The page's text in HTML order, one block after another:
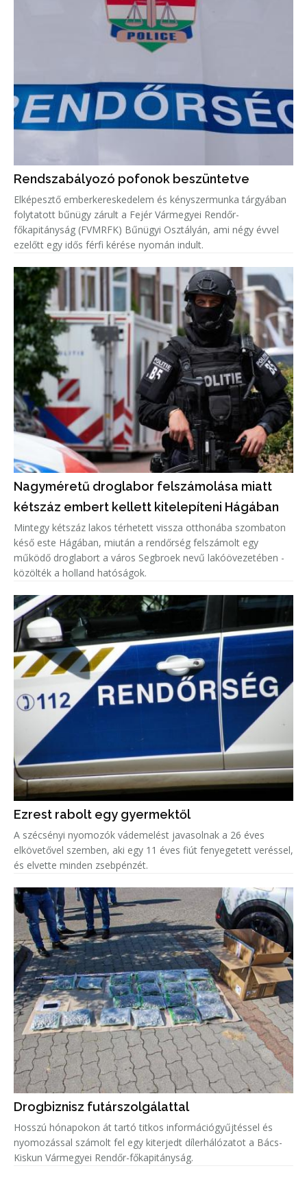
Rendszabályozó pofonok beszüntetve
Elképesztő emberkereskedelem és kényszermunka tárgyában
folytatott bűnügy zárult a Fejér Vármegyei Rendőr-
főkapitányság (FVMRFK) Bűnügyi Osztályán, ami négy évvel
ezelőtt egy idős férfi kérése nyomán indult.
Nagyméretű droglabor felszámolása miatt
kétszáz embert kellett kitelepíteni Hágában
Mintegy kétszáz lakos térhetett vissza otthonába szombaton
késő este Hágában, miután a rendőrség felszámolt egy
működő droglabort a város Segbroek nevű lakóövezetében -
közölték a holland hatóságok.
Ezrest rabolt egy gyermektől
A szécsényi nyomozók vádemelést javasolnak a 26 éves
elkövetővel szemben, aki egy 11 éves fiút fenyegetett veréssel,
és elvette minden zsebpénzét.
Drogbiznisz futárszolgálattal
Hosszú hónapokon át tartó titkos információgyűjtéssel és
nyomozással számolt fel egy kiterjedt dílerhálózatot a Bács-
Kiskun Vármegyei Rendőr-főkapitányság.